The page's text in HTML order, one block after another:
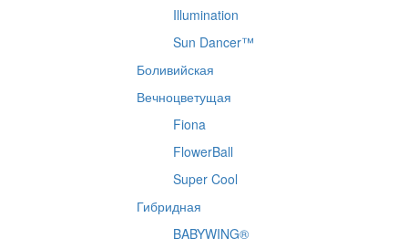
Illumination
Sun Dancer™
Боливийская
Вечноцветущая
Fiona
FlowerBall
Super Cool
Гибридная
BABYWING®